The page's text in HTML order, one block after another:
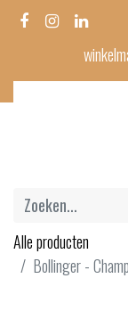
Alle producten
Bollinger -